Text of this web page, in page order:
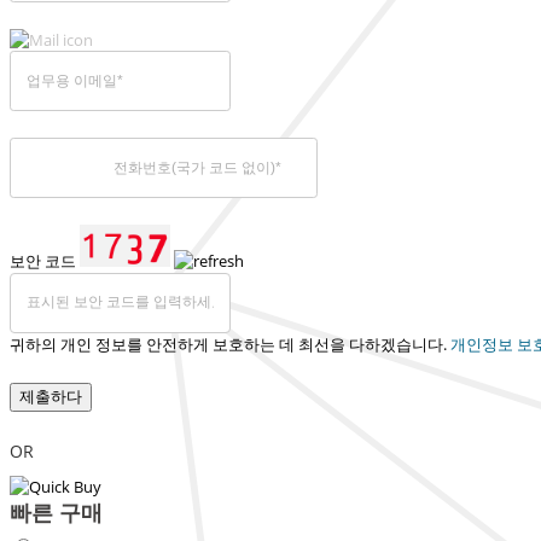
보안 코드
귀하의 개인 정보를 안전하게 보호하는 데 최선을 다하겠습니다. 개인정보 보
제출하다
OR
빠른 구매